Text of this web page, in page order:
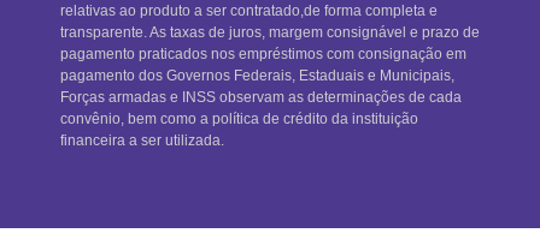
relativas ao produto a ser contratado,de forma completa e
transparente. As taxas de juros, margem consignável e prazo de
pagamento praticados nos empréstimos com consignação em
pagamento dos Governos Federais, Estaduais e Municipais,
Forças armadas e INSS observam as determinações de cada
convênio, bem como a política de crédito da instituição
financeira a ser utilizada.